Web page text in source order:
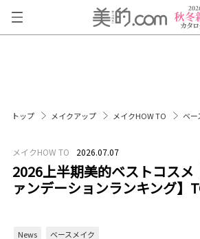
トップ メイクアップ メイクHOW TO ベー
メイクHOW TO 2026.07.07
2026上半期美的ベストコスメ
ァンデーションランキング】
News ベースメイク